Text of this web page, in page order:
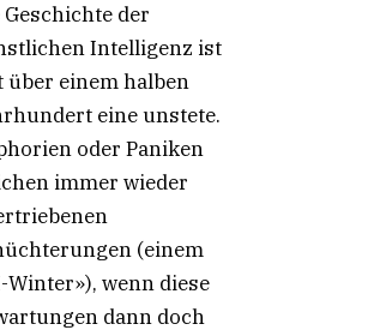
Geschichte der
Intelligenz ist
über einem halben
eine unstete.
oder Paniken
immer wieder
(einem
Winter»), wenn diese
dann doch